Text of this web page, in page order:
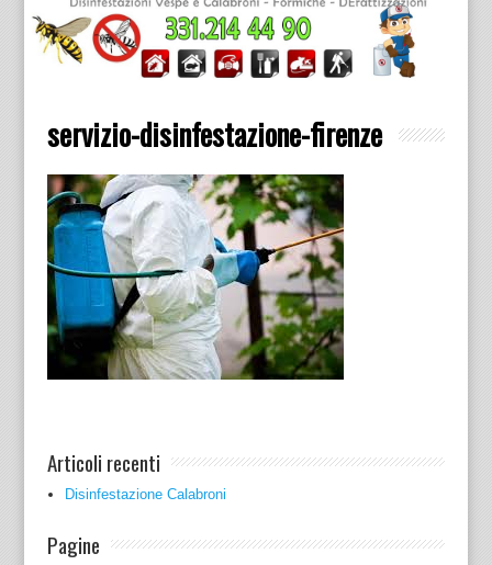
servizio-disinfestazione-firenze
Articoli recenti
Disinfestazione Calabroni
Pagine